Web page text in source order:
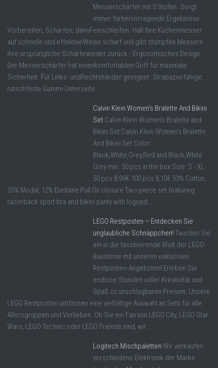
Messerschärfer mit 3 Stufen. Sorgt
immer fürhervorragende Ergebnisse.
Vorbereiten, Schärfen, dannFeinschleifen. Hält Ihre Küchenmesser
auf schnelle und effektiveWeise scharf und gibt stumpfen Messern
ihre ursprüngliche Schärfewieder zurück.- Ergonomisches Design.
Der Messerschärfer hat einenkomfortablen Griff für maximale
Sicherheit. Für Links- undRechtshänder geeignet. Strapazierfähige,
rutschfeste Gummi-Unterseite ...
Calvin Klein Women’s Bralette And Bikini
Set Calvin Klein Women's Bralette and
Bikini Set Calvin Klein Women's Bralette
And Bikini Set Color:
Black,White,Grey,Red and Black,White
Grey min. 50 pcs in the box Size: S - XL
50 pcs 8,99€ 100 pcs 8,10€ 53% Cotton,
35% Modal, 12% Elastane Pull On closure Two-piece set featuring
racerback sport bra and bikini panty with logoed ...
LEGO Restposten – Entdecken Sie
unglaubliche Schnäppchen! Tauchen Sie
ein in die faszinierende Welt der LEGO-
Bausteine mit unseren exklusiven
Restposten-Angeboten! Erleben Sie
endlose Stunden voller Kreativität und
Spaß zu unschlagbaren Preisen. Unsere
LEGO Restposten umfassen eine vielfältige Auswahl an Sets für alle
Altersgruppen und Vorlieben. Ob Sie ein Fan von LEGO City, LEGO Star
Wars, LEGO Technic oder LEGO Friends sind, wir ...
Logitech Mischpaletten Wir verkaufen
verschiedene Elektronik der Marke